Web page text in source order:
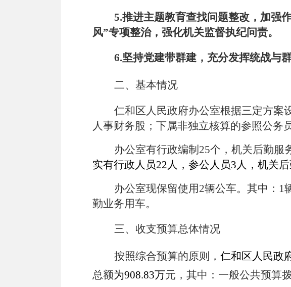
5.推进主题教育查找问题整改，加强
风”专项整治，强化机关监督执纪问责。
6.坚持党建带群建，充分发挥统战与
二、基本情况
仁和区人民政府办公室根据三定方案
人事财务股；下属非独立核算的参照公务
办公室有行政编制25个，机关后勤服
实有行政人员22人，参公人员3人，机关
办公室现保留使用2辆公车。其中： 1
勤业务用车。
三、收支预算总体情况
按照综合预算的原则， 仁和区人民政
总额为908.83万元，其中： 一般公共预算